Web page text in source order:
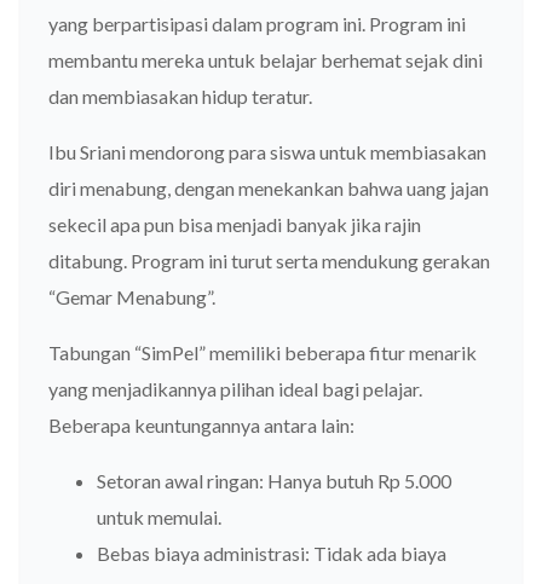
yang berpartisipasi dalam program ini. Program ini
membantu mereka untuk belajar berhemat sejak dini
dan membiasakan hidup teratur.
Ibu Sriani mendorong para siswa untuk membiasakan
diri menabung, dengan menekankan bahwa uang jajan
sekecil apa pun bisa menjadi banyak jika rajin
ditabung. Program ini turut serta mendukung gerakan
“Gemar Menabung”.
Tabungan “SimPel” memiliki beberapa fitur menarik
yang menjadikannya pilihan ideal bagi pelajar.
Beberapa keuntungannya antara lain:
Setoran awal ringan: Hanya butuh Rp 5.000
untuk memulai.
Bebas biaya administrasi: Tidak ada biaya